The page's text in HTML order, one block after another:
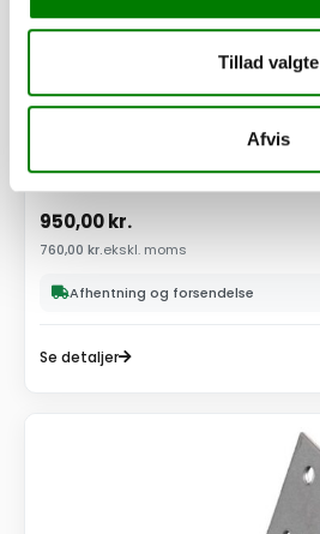
Tillad valgte
Afvis
Hjul 155/80 R13 84N - 4 huls
950,00kr.
760,00 kr.ekskl. moms
Afhentning og forsendelse
Se detaljer